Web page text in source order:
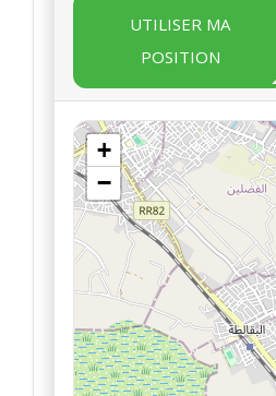
UTILISER MA
POSITION
+
−